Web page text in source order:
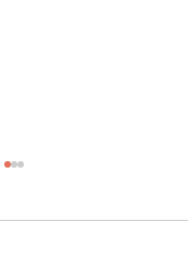
– Vendredi soir